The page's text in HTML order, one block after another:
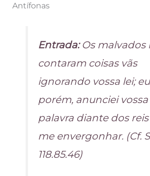
Antífonas
Entrada:Os malvados
contaram coisas vãs
ignorando vossa lei;
porém, anunciei vossa
palavra diante dos
me envergonhar. (Cf.
118.85.46)